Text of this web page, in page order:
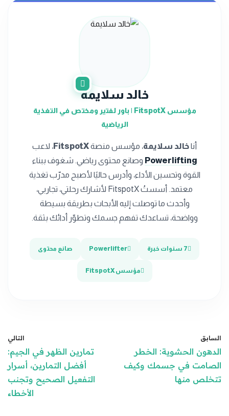
خالد سلايمة
مؤسس FitspotX | باور لفتير ومختص في التغذية
الرياضية
أناخالد سلايمة، مؤسس منصةFitspotX، لاعب
Powerlifting وصانع محتوى رياضي. شغوف ببناء
القوة وتحسين الأداء، وأدرس حاليًا لأصبح مدرّب تغذية
معتمد. أسستُ FitspotX لأشارك رحلتي، تجاربي،
وأحدث ما توصلت إليه الأبحاث بطريقة بسيطة
وواضحة، تساعدك تفهم جسمك وتطوّر أدائك بثقة.
7 سنوات خبرة Powerlifter صانع محتوى
مؤسس FitspotX
السابق
الدهون الحشوية: الخطر
الصامت في جسمك وكيف
تتخلص منها
التالي
تمارين الظهر في الجيم:
أفضل التمارين، أسرار
التفعيل الصحيح وتجنب
الأخطاء